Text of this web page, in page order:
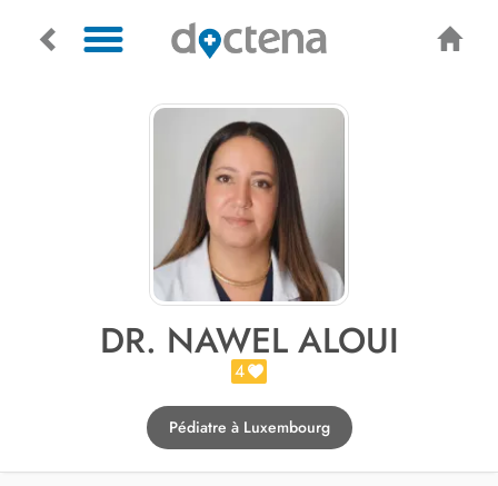
DR. NAWEL ALOUI
4
Pédiatre à Luxembourg